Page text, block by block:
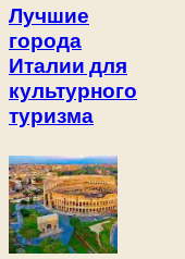
Лучшие
города
Италии для
культурного
туризма